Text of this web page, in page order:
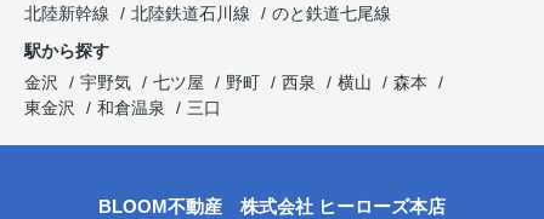
北陸新幹線
北陸鉄道石川線
のと鉄道七尾線
駅から探す
金沢
宇野気 七ツ屋 野町 西泉 横山
森本
東金沢
和倉温泉 三口
BLOOM不動産 株式会社 ヒーローズ本店